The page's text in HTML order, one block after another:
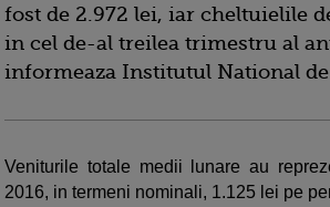
fost de 2.972 lei, iar cheltuielile
in cel de-al treilea trimestru al
informeaza Institutul National de
Veniturile totale medii lunare au
2016, in termeni nominali, 1.125 lei pe